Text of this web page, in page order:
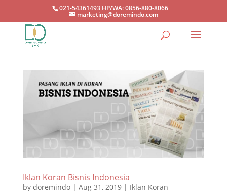
021-54361493 HP/WA: 0856-880-8066
marketing@doremindo.com
Iklan Koran Bisnis Indonesia
by doremindo| Aug 31, 2019| Iklan Koran